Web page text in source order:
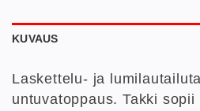
KUVAUS
Laskettelu- ja
untuvatoppaus. Takki sopii